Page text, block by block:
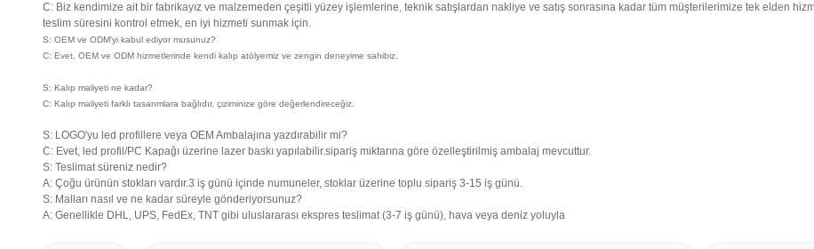
C: Biz kendimize ait bir fabrikayız ve malzemeden çeşitli yüzey işlemlerine, teknik satışlardan nakliye ve satış sonrasına kadar tüm müşterilerimize tek elden
teslim süresini kontrol etmek, en iyi hizmeti sunmak için.
S: OEM ve ODM'yi kabul ediyor musunuz?
C: Evet, OEM ve ODM hizmetlerinde kendi kalıp atölyemiz ve zengin deneyime sahibiz.
S: Kalıp maliyeti ne kadar?
C: Kalıp maliyeti farklı tasarımlara bağlıdır, çiziminize göre değerlendireceğiz.
S: LOGO'yu led profillere veya OEM Ambalajına yazdırabilir mi?
C: Evet, led profil/PC Kapağı üzerine lazer baskı yapılabilir.sipariş miktarına göre özelleştirilmiş ambalaj mevcuttur.
S: Teslimat süreniz nedir?
A: Çoğu ürünün stokları vardır.3 iş günü içinde numuneler, stoklar üzerine toplu sipariş 3-15 iş günü.
S: Malları nasıl ve ne kadar süreyle gönderiyorsunuz?
A: Genellikle DHL, UPS, FedEx, TNT gibi uluslararası ekspres teslimat (3-7 iş günü), hava veya deniz yoluyla